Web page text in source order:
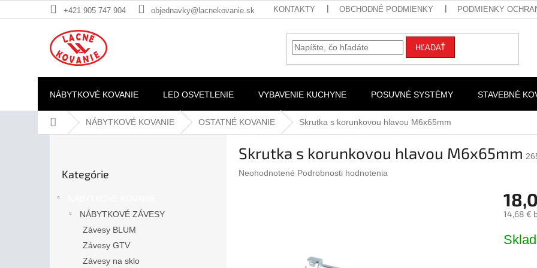
na
+421 905 747 904 objednavky@lacnekovanie.sk KONTAKTY OBCHODNÉ PODMIENKY PODMIENKY
HĽADAŤ
NÁBYTKOVÉ KOVANIE LED OSVETLENIE VYBAVENIE KUCHYNE POSUVNÉ SYSTÉMY STAVEBNÉ
DomovNÁBYTKOVÉ KOVANIE OSTATNÉ KOVANIE Skrutka s korunkovou hlavou M6x65mm
kategórie
Kategórie
NÁBYTKOVÉ ZÁVESY
Závesy BLUM
Závesy GTV
Závesy na sklo
Skrutka s korunkovou hlavou M6x65mm
Priemerné
Neohodnotené Podrobnosti hodnotenia
14,68 €
cena: